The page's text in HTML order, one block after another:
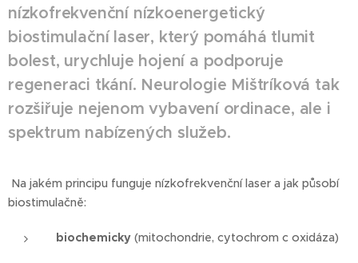
nízkofrekvenční nízkoenergetický
biostimulační laser, který pomáhá tlumit
bolest, urychluje hojení a podporuje
regeneraci tkání. Neurologie Mištríková tak
rozšiřuje nejenom vybavení ordinace, ale i
spektrum nabízených služeb.
Na jakém principu funguje nízkofrekvenční laser a jak působí
biostimulačně:
biochemicky (mitochondrie, cytochrom c oxidáza)